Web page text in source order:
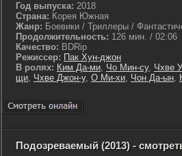
Год выпуска: 2018
Страна: Корея Южная
Жанр: Боевики / Триллеры /
Продолжительность: 126 мин. / 02:06
Качество: BDRip
Режиссер: Пак Хун-джон
В ролях: Ким Да-ми, Чо Мин-су, Чхве
щи, Чхве Джон-у, О Ми-хи, Чон Да-ын,
Подозреваемый (2013) -